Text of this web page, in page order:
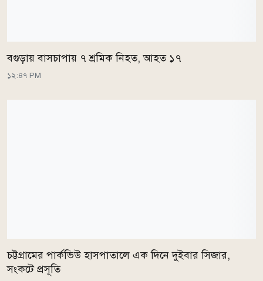
বগুড়ায় বাসচাপায় ৭ শ্রমিক নিহত, আহত ১৭
১২:৪৭ PM
চট্টগ্রামের পার্কভিউ হাসপাতালে এক দিনে দুইবার সিজার,
সংকটে প্রসূতি